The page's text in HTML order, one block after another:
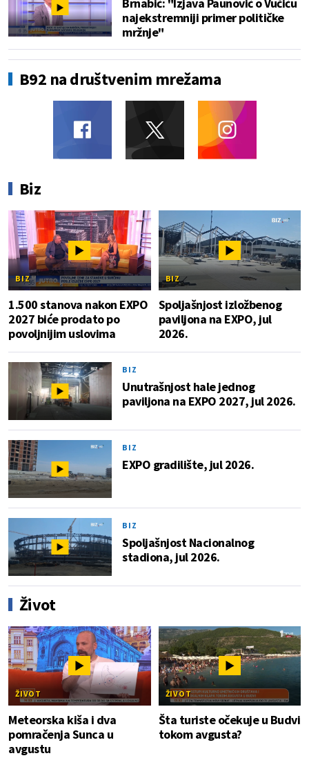
najekstremniji primer političke
mržnje"
B92 na društvenim mrežama
Biz
BIZ
1.500 stanova nakon EXPO
2027 biće prodato po
povoljnijim uslovima
BIZ
Spoljašnjost izložbenog
paviljona na EXPO, jul
2026.
BIZ
Unutrašnjost hale jednog
paviljona na EXPO 2027, jul 2026.
BIZ
EXPO gradilište, jul 2026.
BIZ
Spoljašnjost Nacionalnog
stadiona, jul 2026.
Život
ŽIVOT
Meteorska kiša i dva
pomračenja Sunca u
avgustu
ŽIVOT
Šta turiste očekuje u Budvi
tokom avgusta?